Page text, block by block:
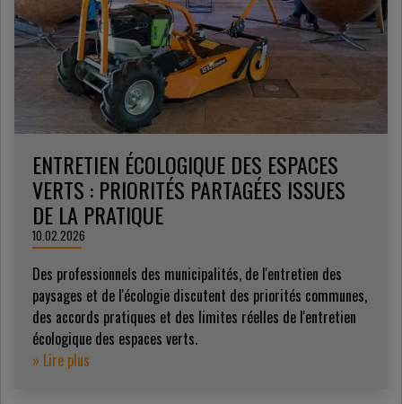
ENTRETIEN ÉCOLOGIQUE DES ESPACES
VERTS : PRIORITÉS PARTAGÉES ISSUES
DE LA PRATIQUE
10.02.2026
Des professionnels des municipalités, de l'entretien des
paysages et de l'écologie discutent des priorités communes,
des accords pratiques et des limites réelles de l'entretien
écologique des espaces verts.
» Lire plus